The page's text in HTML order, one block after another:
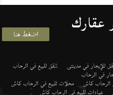
عقارك اضغط هنا
للإيجار في مدينتى شقق للبيع في الرحاب
في الرحاب
الرحاب كاش محلات للبيع في الرحاب كاش
عيادات للبيع في الرحاب كاش